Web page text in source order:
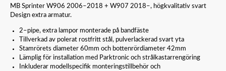
MB Sprinter W906 2006–2018 + W907 2018–, högkvalitativ svart
Design extra armatur.
2–pipe, extra lampor monterade på bandfäste
Tillverkad av polerat rostfritt stål, pulverlackerad svart yta
Stamrörets diameter 60mm och bottenrördiameter 42mm
Lämplig för installation med Parktronic och strålkastarrengöring
Inkluderar modellspecifik monteringstillbehör och